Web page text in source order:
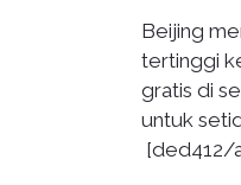
Beijing
tertinggi
gratis di
untuk
[ded412/